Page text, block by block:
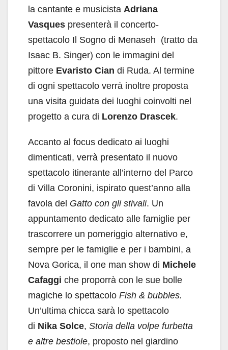
la cantante e musicista Adriana
Vasques presenterà il concerto-
spettacolo Il Sogno di Menaseh (tratto da
Isaac B. Singer) con le immagini del
pittore Evaristo Cian di Ruda. Al termine
di ogni spettacolo verrà inoltre proposta
una visita guidata dei luoghi coinvolti nel
progetto a cura di Lorenzo Drascek.
Accanto al focus dedicato ai luoghi
dimenticati, verrà presentato il nuovo
spettacolo itinerante all’interno del Parco
di Villa Coronini, ispirato quest’anno alla
favola del Gatto con gli stivali. Un
appuntamento dedicato alle famiglie per
trascorrere un pomeriggio alternativo e,
sempre per le famiglie e per i bambini, a
Nova Gorica, il one man show di Michele
Cafaggi che proporrà con le sue bolle
magiche lo spettacolo Fish & bubbles.
Un’ultima chicca sarà lo spettacolo
di Nika Solce, Storia della volpe furbetta
e altre bestiole, proposto nel giardino